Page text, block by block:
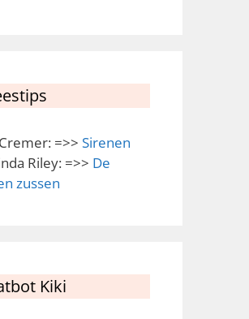
=>> Sirenen
Riley: =>> De
zussen
Kiki